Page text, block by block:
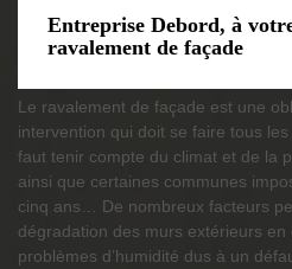
Entreprise Debord, à
ravalement de façade
Le ravalement de façade est une
intervention qui doit se faire tous
faut tenir compte du climat et de la
ainsi que certaines communes
cinq ans… De nombreux facteurs
dégradation des murs extérieurs
problèmes d’humidité dus à un